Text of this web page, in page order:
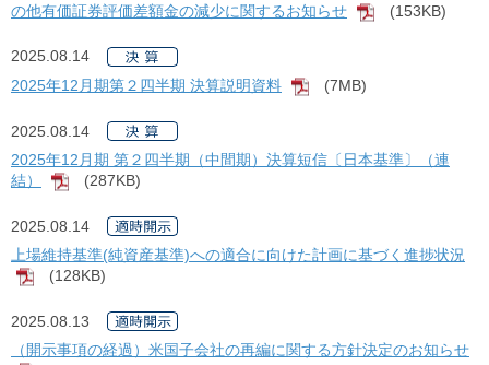
の他有価証券評価差額金の減少に関するお知らせ
[PDF]
(153KB)
2025.08.14
2025年12月期第２四半期 決算説明資料
[PDF]
(7MB)
2025.08.14
2025年12月期 第２四半期（中間期）決算短信〔日本基準〕（連
結）
[PDF]
(287KB)
2025.08.14
上場維持基準(純資産基準)への適合に向けた計画に基づく進捗状況
[PDF]
(128KB)
2025.08.13
（開示事項の経過）米国子会社の再編に関する方針決定のお知らせ